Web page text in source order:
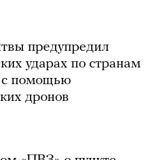
предупредил
ударах по странам
с помощью
дронов